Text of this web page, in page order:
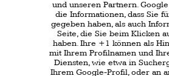
Auskunft, Löschung, Sperrung
sind ermöglichen Sie YouTube Ihr Surfverhalten
direkt Ihrem persönlichen Profil zuzuordnen.
Dies können Sie verhindern, indem Sie sich aus
Ihrem
YouTube-Account ausloggen.
Weitere Informationen zum Umgang von
Nutzerdaten finden Sie in der
Datenschutzerklärung von YouTube unter:
https://www.google.de/intl/de/policies privacy